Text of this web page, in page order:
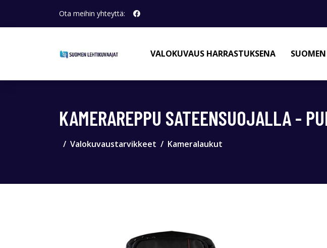
Ota meihin yhteyttä:
VALOKUVAUS HARRASTUKSENA
KAMERAREPPU SATEENSUOJALLA -
Valokuvaustarvikkeet Kameralaukut